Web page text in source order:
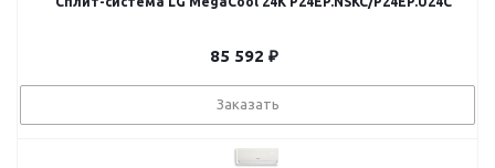
85 592 ₽
Заказать